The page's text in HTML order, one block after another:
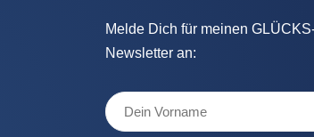
Melde Dich für meinen
Newsletter an: